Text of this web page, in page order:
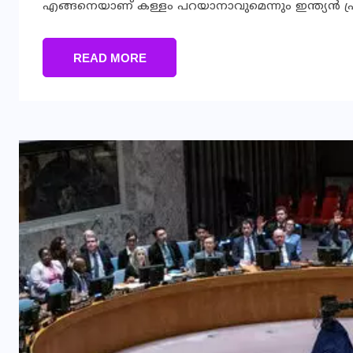
എങ്ങനെയാണ് കള്ളം പറയാനാവുമെന്നും ഇന്ത്യന്‍
READ MORE